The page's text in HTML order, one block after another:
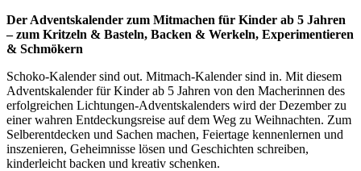
Der Adventskalender zum Mitmachen für Kinder ab 5 Jahren
– zum Kritzeln & Basteln, Backen & Werkeln, Experimentieren
& Schmökern
Schoko-Kalender sind out. Mitmach-Kalender sind in. Mit diesem
Adventskalender für Kinder ab 5 Jahren von den Macherinnen des
erfolgreichen Lichtungen-Adventskalenders wird der Dezember zu
einer wahren Entdeckungsreise auf dem Weg zu Weihnachten. Zum
Selberentdecken und Sachen machen, Feiertage kennenlernen und
inszenieren, Geheimnisse lösen und Geschichten schreiben,
kinderleicht backen und kreativ schenken.